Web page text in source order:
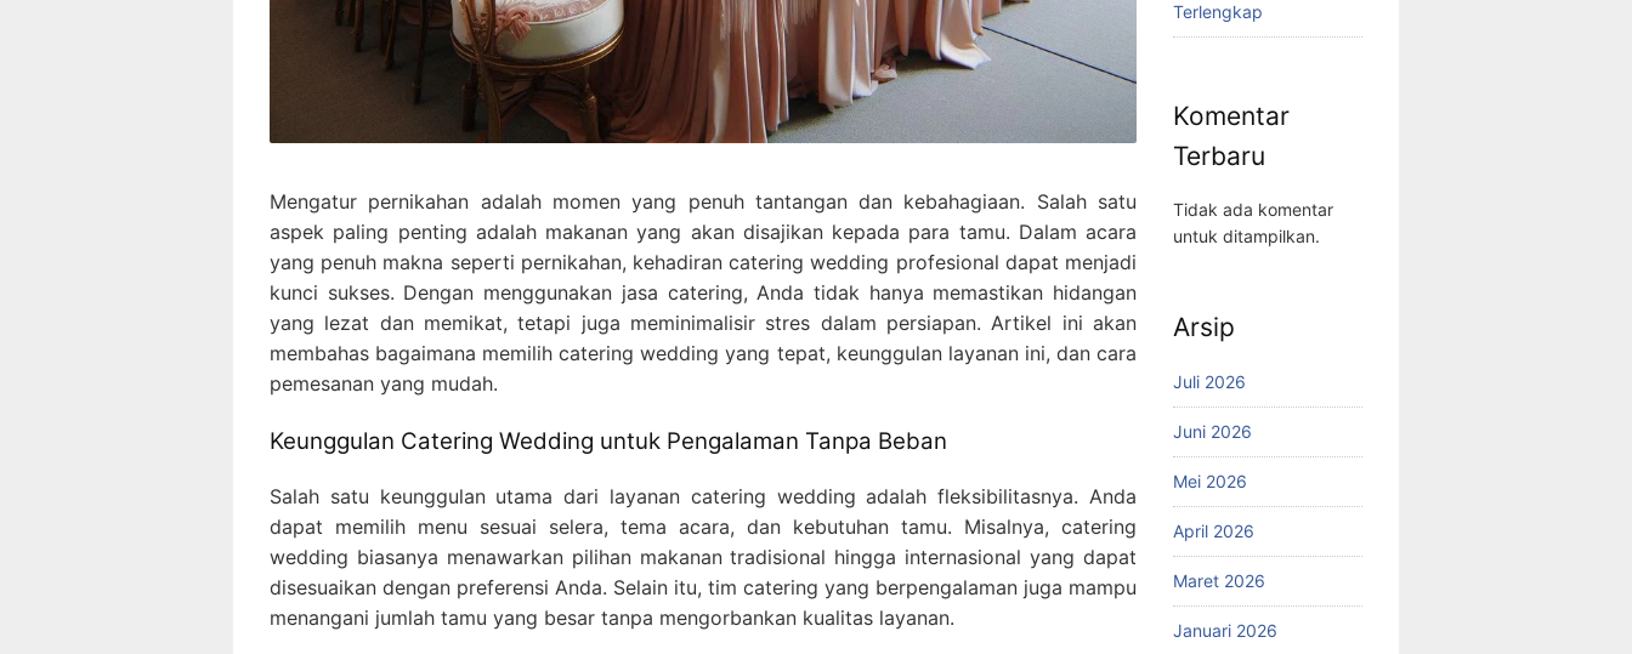
Mengatur pernikahan adalah momen yang penuh tantangan dan kebahagiaan. Salah satu
aspek paling penting adalah makanan yang akan disajikan kepada para tamu. Dalam acara
yang penuh makna seperti pernikahan, kehadiran catering wedding profesional dapat menjadi
kunci sukses. Dengan menggunakan jasa catering, Anda tidak hanya memastikan hidangan
yang lezat dan memikat, tetapi juga meminimalisir stres dalam persiapan. Artikel ini akan
membahas bagaimana memilih catering wedding yang tepat, keunggulan layanan ini, dan cara
pemesanan yang mudah.
Keunggulan Catering Wedding untuk Pengalaman Tanpa Beban
Salah satu keunggulan utama dari layanan catering wedding adalah fleksibilitasnya. Anda
dapat memilih menu sesuai selera, tema acara, dan kebutuhan tamu. Misalnya, catering
wedding biasanya menawarkan pilihan makanan tradisional hingga internasional yang dapat
disesuaikan dengan preferensi Anda. Selain itu, tim catering yang berpengalaman juga mampu
menangani jumlah tamu yang besar tanpa mengorbankan kualitas layanan.
Terlengkap
Komentar
Terbaru
Tidak ada komentar
untuk ditampilkan.
Arsip
Juli 2026
Juni 2026
Mei 2026
April 2026
Maret 2026
Januari 2026